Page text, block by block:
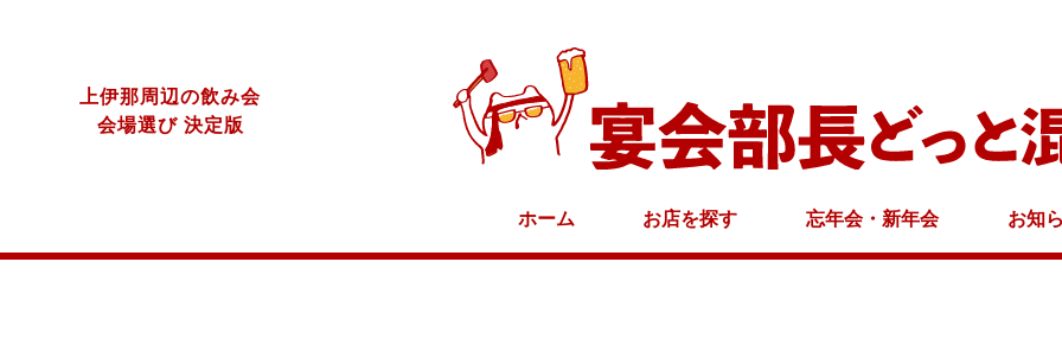
上伊那周辺の飲み会
会場選び 決定版
ホーム お店を探す 忘年会・新年会 お知